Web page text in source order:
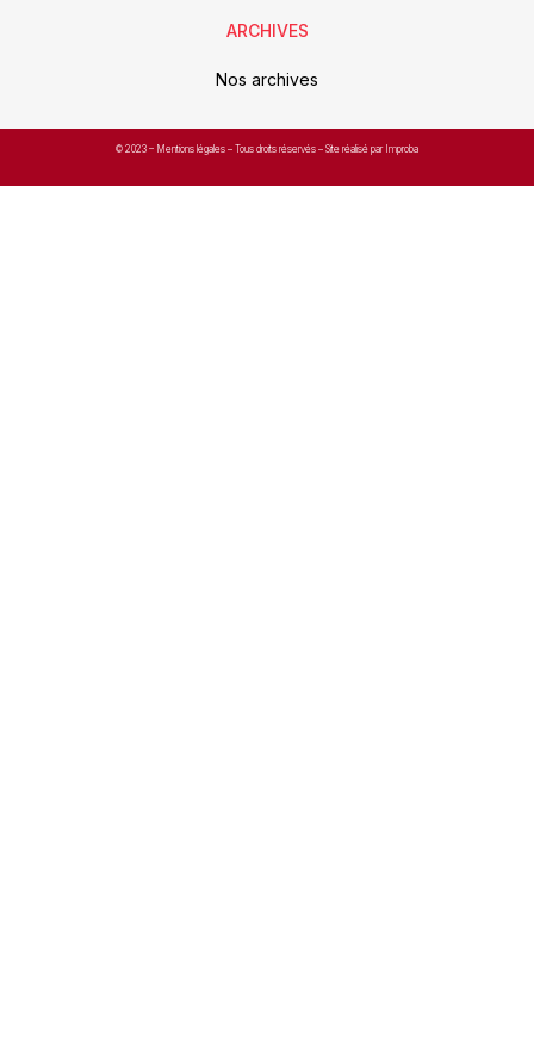
ARCHIVES
Nos archives
© 2023 – Mentions légales – Tous droits réservés – Site réalisé par Improba